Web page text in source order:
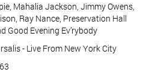
Mahalia Jackson, Jimmy Owens,
Ray Nance, Preservation Hall
Good Evening Ev’rybody
- Live From New York City